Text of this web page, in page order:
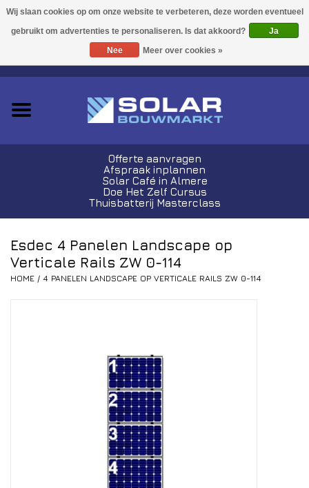
0 Artikelen - €0,00
Acties!
Kabels en Stekkers
Offerte aanvragen
Afspraak inplannen
Solar Café in Almere
Doe Het Zelf Cursus
Thuisbatterij Masterclass
Esdec 4 Panelen Landscape op
Verticale Rails ZW 0-114
HOME / 4 PANELEN LANDSCAPE OP VERTICALE RAILS ZW 0-114
Ja
Nee
Meer over cookies »